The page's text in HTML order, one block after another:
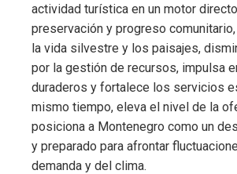
actividad turística en un motor
preservación y progreso
la vida silvestre y los paisajes,
por la gestión de recursos, impulsa
duraderos y fortalece los servicios
mismo tiempo, eleva el nivel de la
posiciona a Montenegro como un
y preparado para afrontar
demanda y del clima.